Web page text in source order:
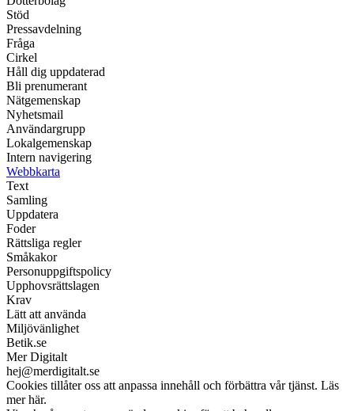
Stöd
Pressavdelning
Fråga
Cirkel
Håll dig uppdaterad
Bli prenumerant
Nätgemenskap
Nyhetsmail
Användargrupp
Lokalgemenskap
Intern navigering
Webbkarta
Text
Samling
Uppdatera
Foder
Rättsliga regler
Småkakor
Personuppgiftspolicy
Upphovsrättslagen
Krav
Lätt att använda
Miljövänlighet
Betik.se
Mer Digitalt
hej@merdigitalt.se
Cookies tillåter oss att anpassa innehåll och förbättra vår tjänst. Läs
mer här.